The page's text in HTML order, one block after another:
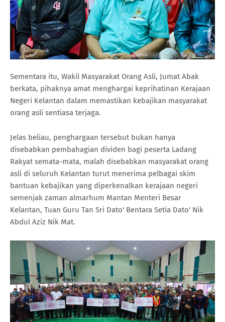
Sementara itu, Wakil Masyarakat Orang Asli, Jumat Abak
berkata, pihaknya amat menghargai keprihatinan Kerajaan
Negeri Kelantan dalam memastikan kebajikan masyarakat
orang asli sentiasa terjaga.
Jelas beliau, penghargaan tersebut bukan hanya
disebabkan pembahagian dividen bagi peserta Ladang
Rakyat semata-mata, malah disebabkan masyarakat orang
asli di seluruh Kelantan turut menerima pelbagai skim
bantuan kebajikan yang diperkenalkan kerajaan negeri
semenjak zaman almarhum Mantan Menteri Besar
Kelantan, Tuan Guru Tan Sri Dato' Bentara Setia Dato' Nik
Abdul Aziz Nik Mat.